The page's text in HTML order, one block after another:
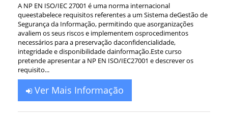
A NP EN ISO/IEC 27001 é uma norma internacional
queestabelece requisitos referentes a um Sistema deGestão de
Segurança da Informação, permitindo que asorganizações
avaliem os seus riscos e implementem osprocedimentos
necessários para a preservação daconfidencialidade,
integridade e disponibilidade dainformação.Este curso
pretende apresentar a NP EN ISO/IEC27001 e descrever os
requisito...
Ver Mais Informação